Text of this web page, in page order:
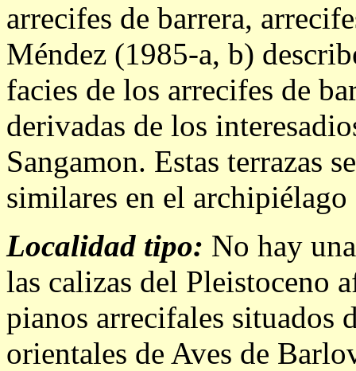
arrecifes de barrera,
Méndez (1985-a, b)
facies de los arrecifes de
derivadas de los
Sangamon. Estas terrazas
similares en el
Localidad tipo: No hay
las calizas del Pleistoceno
pianos arrecifales situados
orientales de Aves de